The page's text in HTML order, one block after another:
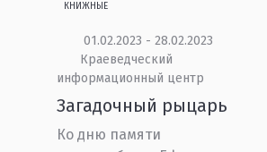
КНИЖНЫЕ
01.02.2023 - 28.02.2023
Краеведческий
информационный центр
Загадочный рыцарь
Ко дню памяти